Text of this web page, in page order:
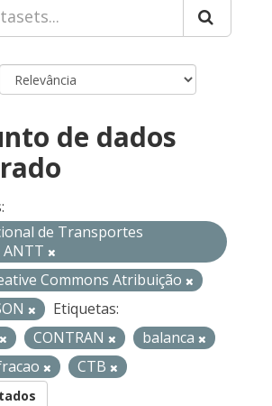
de dados
de Transportes
Commons Atribuição
Etiquetas:
CONTRAN
balanca
CTB